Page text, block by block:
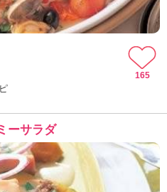
165
ーサラダ